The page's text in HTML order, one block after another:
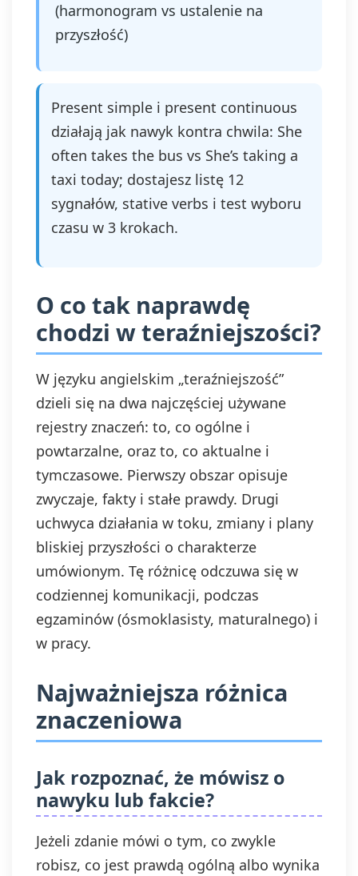
(harmonogram vs ustalenie na
przyszłość)
Present simple i present continuous
działają jak nawyk kontra chwila: She
often takes the bus vs She’s taking a
taxi today; dostajesz listę 12
sygnałów, stative verbs i test wyboru
czasu w 3 krokach.
O co tak naprawdę
chodzi w teraźniejszości?
W języku angielskim „teraźniejszość”
dzieli się na dwa najczęściej używane
rejestry znaczeń: to, co ogólne i
powtarzalne, oraz to, co aktualne i
tymczasowe. Pierwszy obszar opisuje
zwyczaje, fakty i stałe prawdy. Drugi
uchwyca działania w toku, zmiany i plany
bliskiej przyszłości o charakterze
umówionym. Tę różnicę odczuwa się w
codziennej komunikacji, podczas
egzaminów (ósmoklasisty, maturalnego) i
w pracy.
Najważniejsza różnica
znaczeniowa
Jak rozpoznać, że mówisz o
nawyku lub fakcie?
Jeżeli zdanie mówi o tym, co zwykle
robisz, co jest prawdą ogólną albo wynika